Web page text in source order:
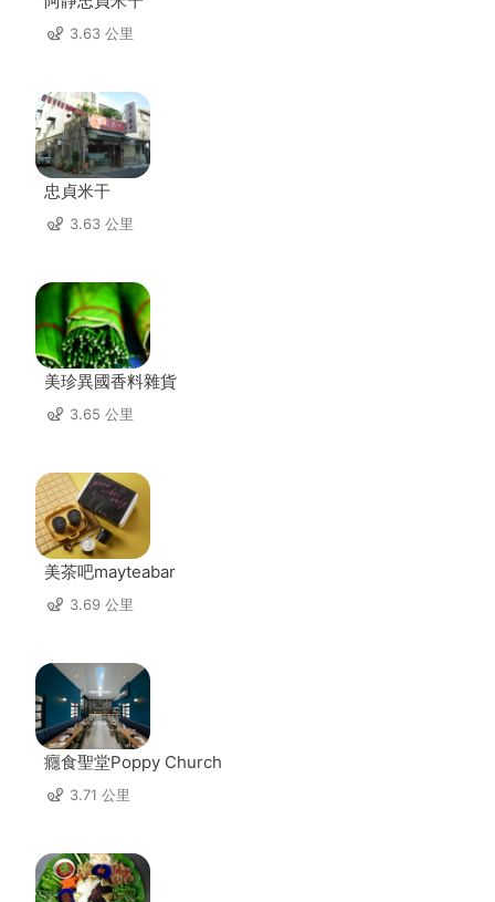
3.63 公里
忠貞米干
3.63 公里
美珍異國香料雜貨
3.65 公里
美茶吧mayteabar
3.69 公里
癮食聖堂Poppy Church
3.71 公里